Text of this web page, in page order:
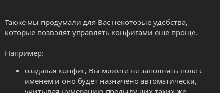
Также мы продумали для Вас некоторые удобства,
которые позволят управлять конфигами ещё проще.
Например:
создавая конфиг, Вы можете не заполнять поле с
именем и оно будет назначено автоматически,
учитывая нумерацию предыдущих таких же